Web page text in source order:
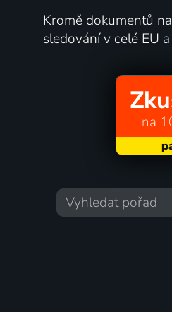
Kromě dokumentů
sledování v celé EU
na